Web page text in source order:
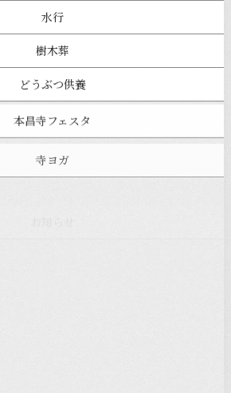
水行
樹木葬
どうぶつ供養
本昌寺フェスタ